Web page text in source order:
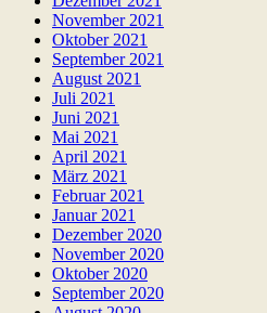
November 2021
Oktober 2021
September 2021
August 2021
Juli 2021
Juni 2021
Mai 2021
April 2021
März 2021
Februar 2021
Januar 2021
Dezember 2020
November 2020
Oktober 2020
September 2020